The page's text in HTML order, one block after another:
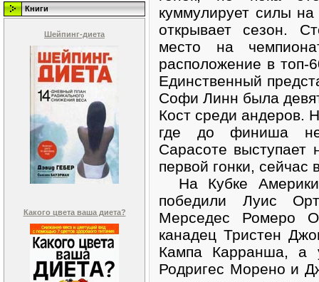
Книги
Шейпинг-диета
Какого цвета ваша диета?
куммулирует силы
открывает сезон.
место на
расположение в топ-
Единственный
Софи Линн была
Кост среди андеров.
где до финиша не
Сарасоте выступает
первой гонки, сейчас
На Кубке
победили Луис
Мерседес Ромеро
канадец Тристен
Кампа Карранша, а
Родригес Морено и